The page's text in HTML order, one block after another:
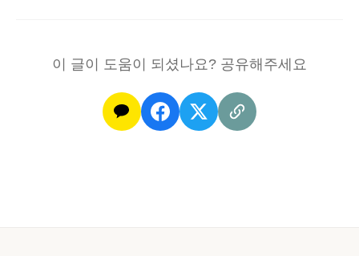
이 글이 도움이 되셨나요? 공유해주세요